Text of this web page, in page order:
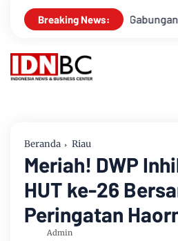
Breaking News:
Apel Gabungan
Beranda Riau
Meriah! DWP
HUT ke-26
Peringatan
Admin